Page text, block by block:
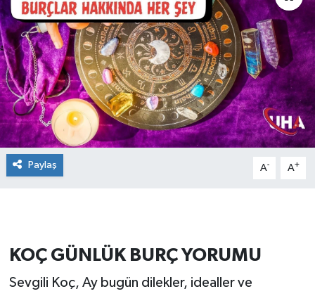
Paylaş A- A+
KOÇ GÜNLÜK BURÇ YORUMU
Sevgili Koç, Ay bugün dilekler, idealler ve